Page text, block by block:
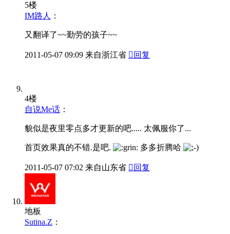
5楼
IM路人
：
又翻译了~~勤劳的孩子~~
2011-05-07 09:09 来自浙江省  回复
4楼
自说Me话 ：
貌似是夜里零点多才更新的吧..... 太佩服你了...
首页效果真的不错.是吧. 多多折腾哈
2011-05-07 07:02 来自山东省  回复
地板
Sutina.Z ：